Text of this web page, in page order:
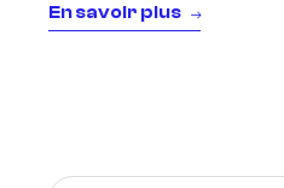
Ensavoir plus